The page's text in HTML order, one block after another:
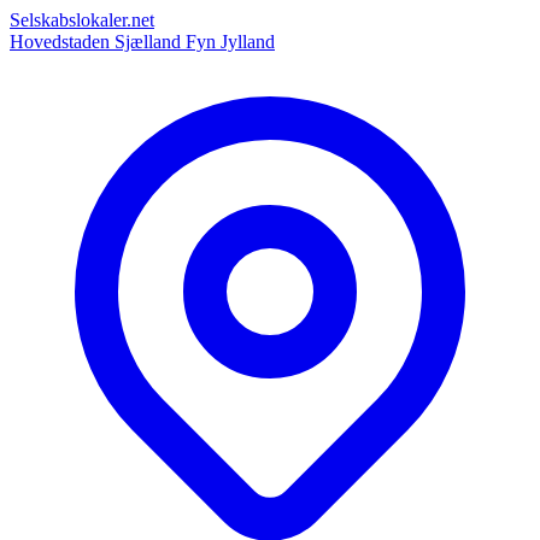
Selskabslokaler.net
Hovedstaden Sjælland Fyn Jylland